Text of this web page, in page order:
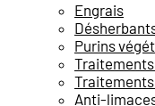
Engrais
Purins
Anti-